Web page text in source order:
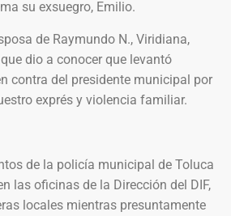
su exsuegro, Emilio.
de Raymundo N., Viridiana,
dio a conocer que levantó
contra del presidente municipal por
exprés y violencia familiar.
de la policía municipal de Toluca
las oficinas de la Dirección del DIF,
locales mientras presuntamente